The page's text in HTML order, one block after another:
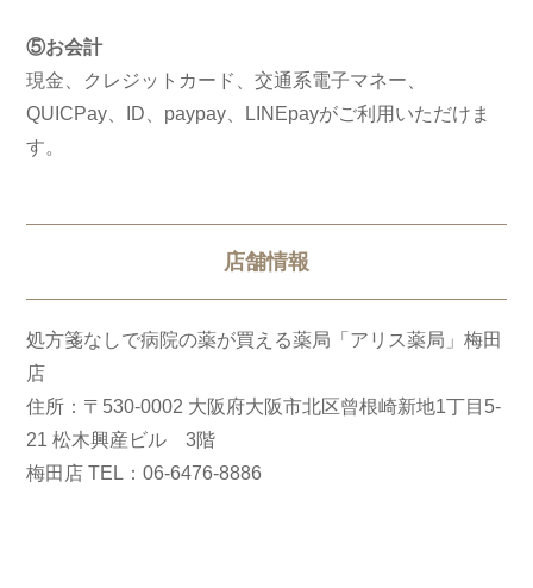
⑤お会計
現金、クレジットカード、交通系電子マネー、
QUICPay、ID、paypay、LINEpayがご利用いただけま
す。
店舗情報
処方箋なしで病院の薬が買える薬局「アリス薬局」梅田
店
住所：〒530-0002 大阪府大阪市北区曾根崎新地1丁目5-
21 松木興産ビル 3階
梅田店 TEL：06-6476-8886